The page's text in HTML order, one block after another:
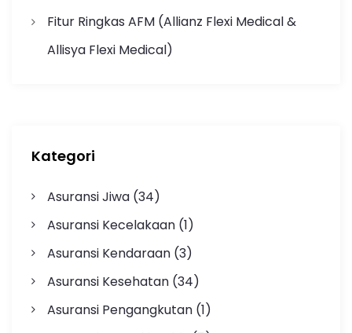
Fitur Ringkas AFM (Allianz Flexi Medical &
Allisya Flexi Medical)
Kategori
Asuransi Jiwa(34)
Asuransi Kecelakaan(1)
Asuransi Kendaraan(3)
Asuransi Kesehatan(34)
Asuransi Pengangkutan(1)